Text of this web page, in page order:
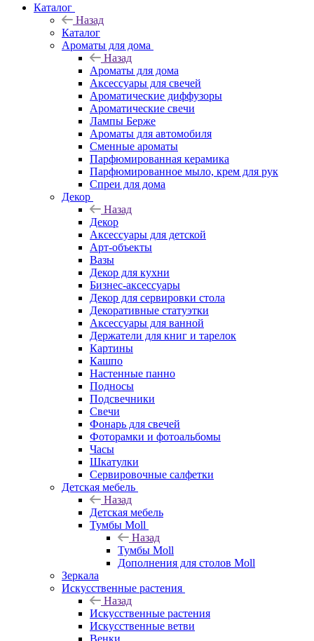
Каталог
Назад
Каталог
Ароматы для дома
Назад
Ароматы для дома
Аксессуары для свечей
Ароматические диффузоры
Ароматические свечи
Лампы Берже
Ароматы для автомобиля
Сменные ароматы
Парфюмированная керамика
Парфюмированное мыло, крем для рук
Спреи для дома
Декор
Назад
Декор
Аксессуары для детской
Арт-объекты
Вазы
Декор для кухни
Бизнес-аксессуары
Декор для сервировки стола
Декоративные статуэтки
Аксессуары для ванной
Держатели для книг и тарелок
Картины
Кашпо
Настенные панно
Подносы
Подсвечники
Свечи
Фонарь для свечей
Фоторамки и фотоальбомы
Часы
Шкатулки
Сервировочные салфетки
Детская мебель
Назад
Детская мебель
Тумбы Moll
Назад
Тумбы Moll
Дополнения для столов Moll
Зеркала
Искусственные растения
Назад
Искусственные растения
Искусственные ветви
Венки